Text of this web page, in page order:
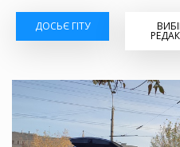
ДОСЬЄ ГІТУ